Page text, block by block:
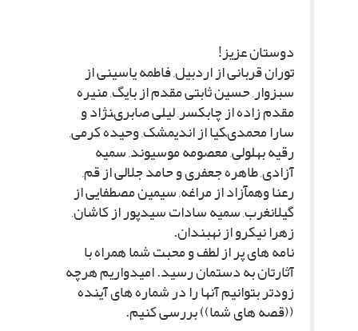
دوستان عزیز!
توران قربانى از اردبیل, فاطمه یاسینى از
سبزوار, حسین ثابتى مقدم از بایگ, منیره
مقدم زاده از چابکسر, لیلى صابرىنژاد و
سارا محمدىکیا از اندیمشک, وحیده کرمى,
رقیه بهلولى, معصومه موسیوند, سمیه
آزادى, طاهره جعفرى و حامد جلالى از قم,
رعنا وهمآزاد از مراغه, سیمین مصطفایى از
گیلانغرب, سمیه سادات سیدپور از کاشان,
زهرا نیکرو از نهبندان.
نامه هاى پر از لطف و محبت شما همراه با
آثارتان به دستمان رسید. امیدواریم هرچه
زودتر بتوانیم آنها را در شماره هاى آینده
((قصه هاى شما)) بررسى کنیم.